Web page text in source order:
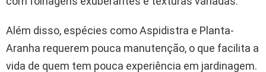
Além disso, espécies como Aspidistra e Planta-
Aranha requerem pouca manutenção, o que facilita a
vida de quem tem pouca experiência em jardinagem.